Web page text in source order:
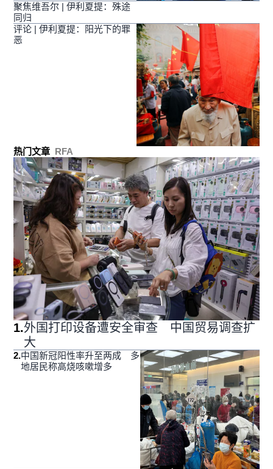
聚焦维吾尔 | 伊利夏提：殊途
同归
评论 | 伊利夏提：阳光下的罪
恶
热门文章 RFA
1.外国打印设备遭安全审查 中国贸易调查扩
大
2.中国新冠阳性率升至两成 多
地居民称高烧咳嗽增多